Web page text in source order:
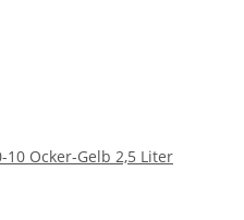
Ocker-Gelb 2,5 Liter